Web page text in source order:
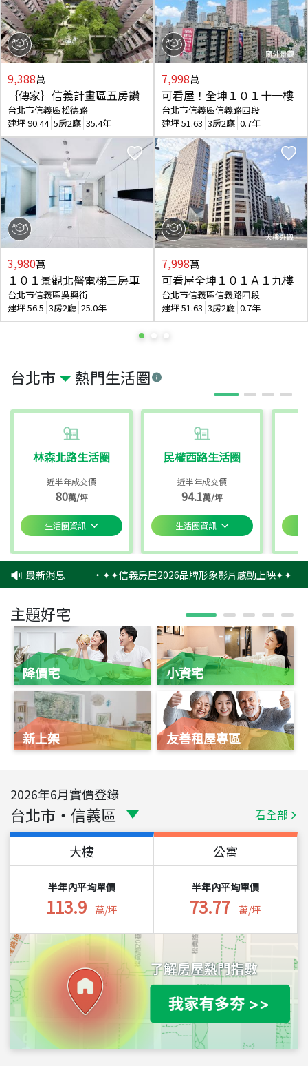
台北市 熱門生活圈
林森北路生活圈
近半年成交價
80萬/坪
生活圈資訊
民權西路生活圈
近半年成交價
94.1萬/坪
生活圈資訊
9,388萬
｛傳家｝信義計畫區五房讚
台北市信義區松德路
建坪90.44 5房2廳 35.4年
3,980萬
１０１景觀北醫電梯三房車
台北市信義區吳興街
建坪56.5 3房2廳 25.0年
7,998萬
可看屋！全坤１０１十一樓
台北市信義區信義路四段
建坪51.63 3房2廳 0.7年
7,998萬
可看屋全坤１０１Ａ１九樓
台北市信義區信義路四段
建坪51.63 3房2廳 0.7年
最新消息 ‧✦✦信義房屋2026品牌形象影片感動上映✦✦ ‧
主題好宅
降價宅
新上架
小資宅
友善租屋專區
2026年6月實價登錄
台北市 ・ 信義區 看全部
大樓
半年內平均單價
113.9 萬/坪
公寓
半年內平均單價
73.77 萬/坪